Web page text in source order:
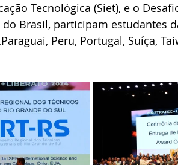
Tecnológica (Siet), e o
Brasil, participam estudantes
Peru, Portugal, Suíça,